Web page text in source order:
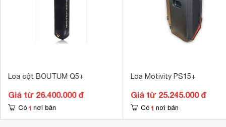
Loa cột BOUTUM Q5+
Giá từ 26.400.000 đ
Có 1 nơi bán
Loa Motivity PS15+
Giá từ 25.245.000 đ
Có 1 nơi bán